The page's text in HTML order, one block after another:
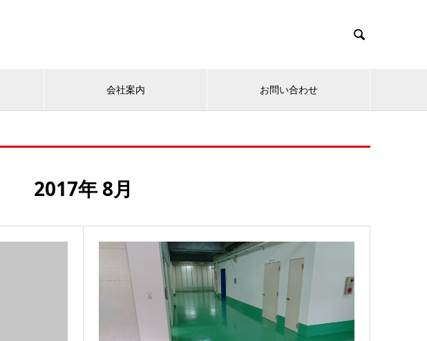

会社案内 お問い合わせ
2017年 8月